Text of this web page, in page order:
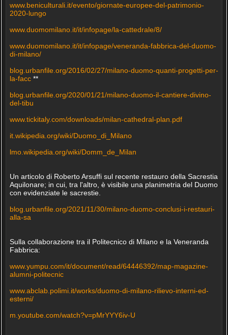
www.beniculturali.it/evento/giornate-europee-del-patrimonio-
2020-lungo
www.duomomilano.it/it/infopage/la-cattedrale/8/
www.duomomilano.it/it/infopage/veneranda-fabbrica-del-duomo-
di-milano/
blog.urbanfile.org/2016/02/27/milano-duomo-quanti-progetti-per-
la-facc**
blog.urbanfile.org/2020/01/21/milano-duomo-il-cantiere-divino-
del-tibu
www.tickitaly.com/downloads/milan-cathedral-plan.pdf
it.wikipedia.org/wiki/Duomo_di_Milano
lmo.wikipedia.org/wiki/Domm_de_Milan
Un articolo di Roberto Arsuffi sul recente restauro della Sacrestia
Aquilonare; in cui, tra l'altro, è visibile una planimetria del Duomo
con evidenziate le sacrestie.
blog.urbanfile.org/2021/11/30/milano-duomo-conclusi-i-restauri-
alla-sa
Sulla collaborazione tra il Politecnico di Milano e la Veneranda
Fabbrica:
www.yumpu.com/it/document/read/64446392/map-magazine-
alumni-politecnic
www.abclab.polimi.it/works/duomo-di-milano-rilievo-interni-ed-
esterni/
m.youtube.com/watch?v=pMrYYY6iv-U